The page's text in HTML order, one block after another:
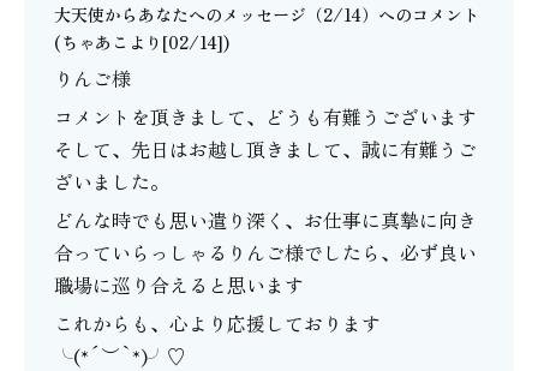
大天使からあなたへのメッセージ（2/14） へのコメント
(ちゃあこ より[02/14])
りんご様
コメントを頂きまして、どうも有難うございます
そして、先日はお越し頂きまして、誠に有難うご
ざいました。
どんな時でも思い遣り深く、お仕事に真摯に向き
合っていらっしゃるりんご様でしたら、必ず良い
職場に巡り合えると思います
これからも、心より応援しております
╰(*´︶`*)╯♡